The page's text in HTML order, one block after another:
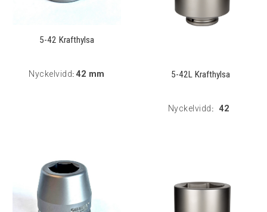
5-42 Krafthylsa
Nyckelvidd: 42 mm 5-42L Krafthylsa
Nyckelvidd : 42